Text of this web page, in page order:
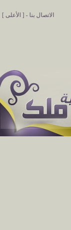
الاتصال بنا - [ الأعلى ]